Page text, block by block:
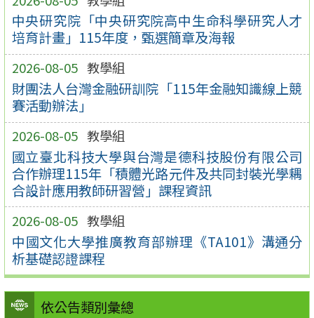
中央研究院「中央研究院高中生命科學研究人才
培育計畫」115年度，甄選簡章及海報
2026-08-05 教學組
財團法人台灣金融研訓院「115年金融知識線上競
賽活動辦法」
2026-08-05 教學組
國立臺北科技大學與台灣是德科技股份有限公司
合作辦理115年「積體光路元件及共同封裝光學耦
合設計應用教師研習營」課程資訊
2026-08-05 教學組
中國文化大學推廣教育部辦理《TA101》溝通分
析基礎認證課程
依公告類別彙總